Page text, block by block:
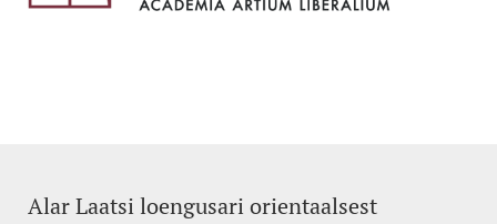
Alar Laatsi loengusari orientaalsest